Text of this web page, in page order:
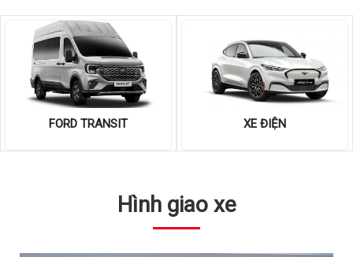
FORD TRANSIT XE ĐIỆN
Hình giao xe